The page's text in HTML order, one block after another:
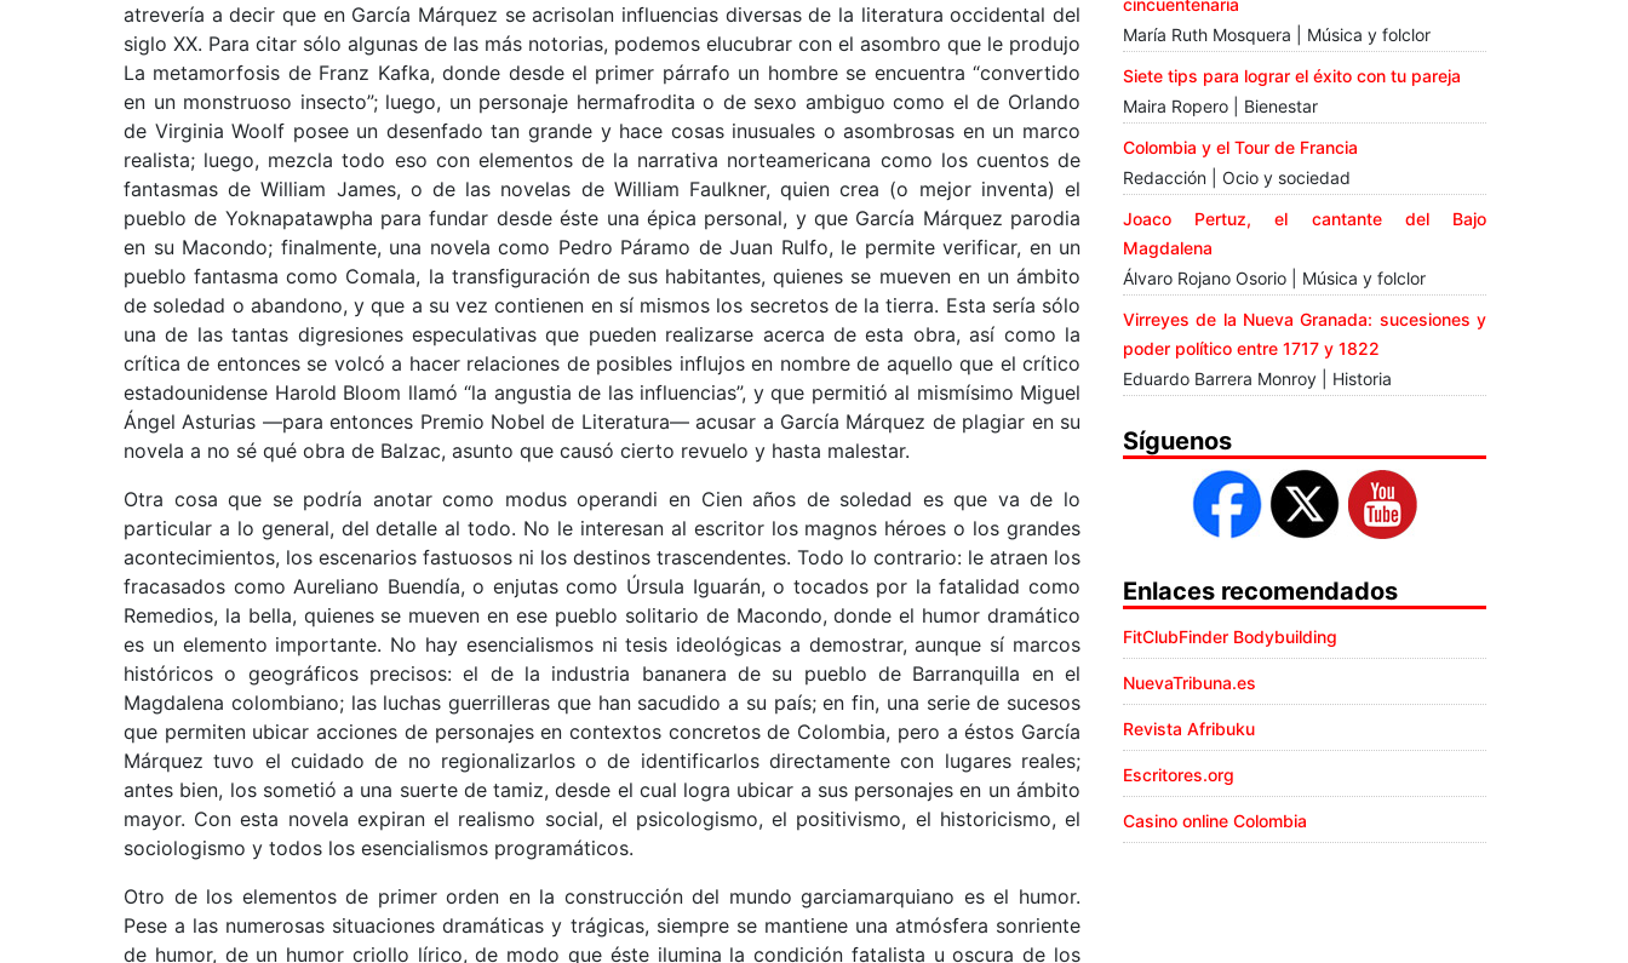
atrevería a decir que en García Márquez se acrisolan influencias diversas de la literatura occidental del
siglo XX. Para citar sólo algunas de las más notorias, podemos elucubrar con el asombro que le produjo
La metamorfosis de Franz Kafka, donde desde el primer párrafo un hombre se encuentra “convertido
en un monstruoso insecto”; luego, un personaje hermafrodita o de sexo ambiguo como el de Orlando
de Virginia Woolf posee un desenfado tan grande y hace cosas inusuales o asombrosas en un marco
realista; luego, mezcla todo eso con elementos de la narrativa norteamericana como los cuentos de
fantasmas de William James, o de las novelas de William Faulkner, quien crea (o mejor inventa) el
pueblo de Yoknapatawpha para fundar desde éste una épica personal, y que García Márquez parodia
en su Macondo; finalmente, una novela como Pedro Páramo de Juan Rulfo, le permite verificar, en un
pueblo fantasma como Comala, la transfiguración de sus habitantes, quienes se mueven en un ámbito
de soledad o abandono, y que a su vez contienen en sí mismos los secretos de la tierra. Esta sería sólo
una de las tantas digresiones especulativas que pueden realizarse acerca de esta obra, así como la
crítica de entonces se volcó a hacer relaciones de posibles influjos en nombre de aquello que el crítico
estadounidense Harold Bloom llamó “la angustia de las influencias”, y que permitió al mismísimo Miguel
Ángel Asturias —para entonces Premio Nobel de Literatura— acusar a García Márquez de plagiar en su
novela a no sé qué obra de Balzac, asunto que causó cierto revuelo y hasta malestar.
Otra cosa que se podría anotar como modus operandi en Cien años de soledad es que va de lo
particular a lo general, del detalle al todo. No le interesan al escritor los magnos héroes o los grandes
acontecimientos, los escenarios fastuosos ni los destinos trascendentes. Todo lo contrario: le atraen los
fracasados como Aureliano Buendía, o enjutas como Úrsula Iguarán, o tocados por la fatalidad como
Remedios, la bella, quienes se mueven en ese pueblo solitario de Macondo, donde el humor dramático
es un elemento importante. No hay esencialismos ni tesis ideológicas a demostrar, aunque sí marcos
históricos o geográficos precisos: el de la industria bananera de su pueblo de Barranquilla en el
Magdalena colombiano; las luchas guerrilleras que han sacudido a su país; en fin, una serie de sucesos
que permiten ubicar acciones de personajes en contextos concretos de Colombia, pero a éstos García
Márquez tuvo el cuidado de no regionalizarlos o de identificarlos directamente con lugares reales;
antes bien, los sometió a una suerte de tamiz, desde el cual logra ubicar a sus personajes en un ámbito
mayor. Con esta novela expiran el realismo social, el psicologismo, el positivismo, el historicismo, el
sociologismo y todos los esencialismos programáticos.
Otro de los elementos de primer orden en la construcción del mundo garciamarquiano es el humor.
Pese a las numerosas situaciones dramáticas y trágicas, siempre se mantiene una atmósfera sonriente
de humor, de un humor criollo lírico, de modo que éste ilumina la condición fatalista u oscura de los
María Ruth Mosquera | Música y folclor
Siete tips para lograr el éxito con tu pareja
Maira Ropero | Bienestar
Colombia y el Tour de Francia
Redacción | Ocio y sociedad
Joaco Pertuz, el cantante del Bajo
Magdalena
Álvaro Rojano Osorio | Música y folclor
Virreyes de la Nueva Granada: sucesiones y
poder político entre 1717 y 1822
Eduardo Barrera Monroy | Historia
Síguenos
Enlaces recomendados
FitClubFinder Bodybuilding
NuevaTribuna.es
Revista Afribuku
Escritores.org
Casino online Colombia